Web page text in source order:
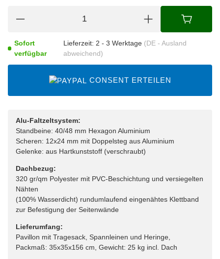
Sofort
verfügbar
Lieferzeit: 2 - 3 Werktage (DE - Ausland
abweichend)
CONSENT ERTEILEN
Alu-Faltzeltsystem:
Standbeine: 40/48 mm Hexagon Aluminium
Scheren: 12x24 mm mit Doppelsteg aus Aluminium
Gelenke: aus Hartkunststoff (verschraubt)
Dachbezug:
320 gr/qm Polyester mit PVC-Beschichtung und versiegelten
Nähten
(100% Wasserdicht) rundumlaufend eingenähtes Klettband
zur Befestigung der Seitenwände
Lieferumfang:
Pavillon mit Tragesack, Spannleinen und Heringe,
Packmaß: 35x35x156 cm, Gewicht: 25 kg incl. Dach